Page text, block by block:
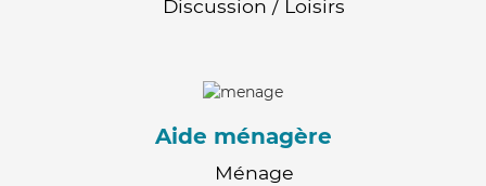
Discussion / Loisirs
Aide ménagère
Ménage